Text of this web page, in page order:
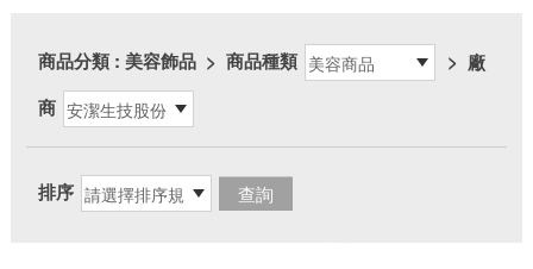
商品分類: 美容飾品 > 商品種類 > 廠
商
排序